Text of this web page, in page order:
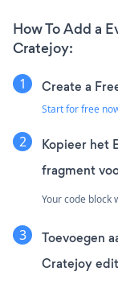
How To Add a
Cratejoy:
Create a
Start for free
Kopieer het
fragment
Your code block
Toevoegen
Cratejoy